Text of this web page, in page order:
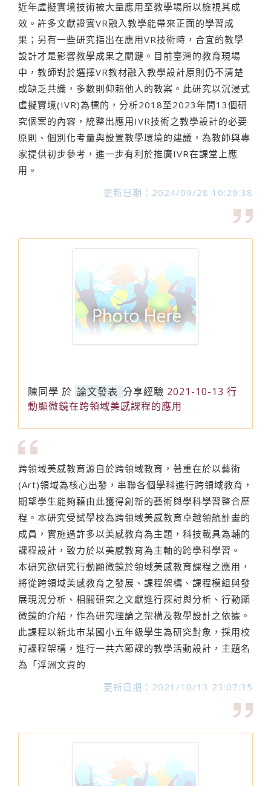
近年虛擬實境技術被大量應用至教學場所以檢視其成
效。許多文獻證實VR融入教學能帶來正面的學習成
果；另有一些研究指出在應用VR技術時，合宜的教學
設計才是影響教學成果之關鍵。目前臺灣的教育現場
中，教師對於選擇VR教材融入教學設計原則仍不清楚
或缺乏共識，多數則仰賴他人的教案。此研究以沉浸式
虛擬實境(IVR)為標的，分析2018至2023年間13個研
究個案的內容，統整出應用IVR技術之教學設計的必要
原則、個別化考量與設置教學環境的建議，為教師與專
家提供初步參考，進一步有利於推廣IVR在課堂上應
用。
更新日期：2024/09/28 10:29:38
陳同學 於 論文發表 分享經驗 2021-10-13 行
動顯微鏡在跨領域美感課程的應用
跨領域美感教育源自於跨領域教育，著重在於以藝術
(Art)領域為核心出發，串聯各個學科進行跨領域教育，
期望學生能夠藉由此獲得創新的藝術與學科學習整合歷
程。本研究受試學校為跨領域美感教育卓越領航計畫的
成員，實施過許多以美感教育為主題，科技載具為輔的
課程設計，致力於以美感教育為主軸的跨學科學習。
本研究欲研究行動顯微鏡於領域美感教育課程之應用，
將從跨領域美感教育之發展、課程架構、課程模組與發
展現況分析、相關研究之文獻進行探討與分析、行動顯
微鏡的介紹，作為研究理論之架構及教學設計之依據。
此課程以新北市某國小五年級學生為研究對象，採用校
訂課程架構，進行一共六節課的教學活動設計，主題名
為「浮洲文資的
更新日期：2021/10/13 23:07:35